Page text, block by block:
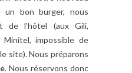
un bon burger, nous
de l’hôtel (aux Gili,
impossible de
site). Nous préparons
. Nous réservons donc